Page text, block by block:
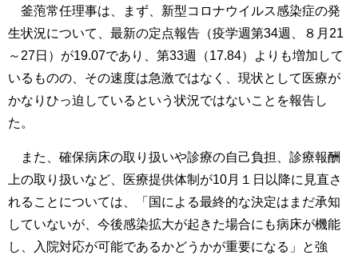
釜萢常任理事は、まず、新型コロナウイルス感染症の発
生状況について、最新の定点報告（疫学週第34週、８月21
～27日）が19.07であり、第33週（17.84）よりも増加して
いるものの、その速度は急激ではなく、現状として医療が
かなりひっ迫しているという状況ではないことを報告し
た。
また、確保病床の取り扱いや診療の自己負担、診療報酬
上の取り扱いなど、医療提供体制が10月１日以降に見直さ
れることについては、「国による最終的な決定はまだ承知
していないが、今後感染拡大が起きた場合にも病床が機能
し、入院対応が可能であるかどうかが重要になる」と強